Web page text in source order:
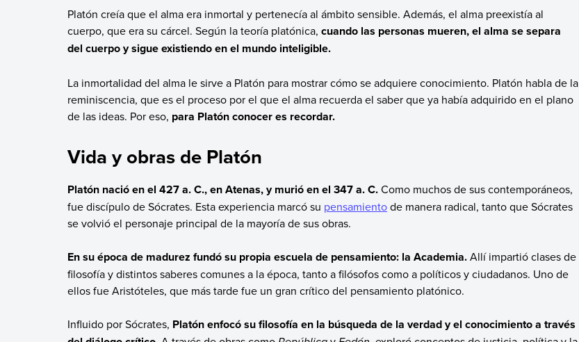
Platón creía que el alma era inmortal y pertenecía al ámbito sensible. Además, el alma preexistía al
cuerpo, que era su cárcel. Según la teoría platónica, cuando las personas mueren, el alma se separa
del cuerpo y sigue existiendo en el mundo inteligible.
La inmortalidad del alma le sirve a Platón para mostrar cómo se adquiere conocimiento. Platón habla de la
reminiscencia, que es el proceso por el que el alma recuerda el saber que ya había adquirido en el plano
de las ideas. Por eso, para Platón conocer es recordar.
Vida y obras de Platón
Platón nació en el 427 a. C., en Atenas, y murió en el 347 a. C.Como muchos de sus contemporáneos,
fue discípulo de Sócrates. Esta experiencia marcó su pensamientode manera radical, tanto que Sócrates
se volvió el personaje principal de la mayoría de sus obras.
En su época de madurez fundó su propia escuela de pensamiento: la Academia.Allí impartió clases de
filosofía y distintos saberes comunes a la época, tanto a filósofos como a políticos y ciudadanos. Uno de
ellos fue Aristóteles, que más tarde fue un gran crítico del pensamiento platónico.
Influido por Sócrates, Platón enfocó su filosofía en la búsqueda de la verdad y el conocimiento a través